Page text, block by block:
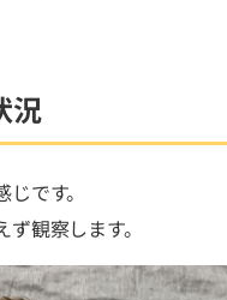
況
です。
観察します。